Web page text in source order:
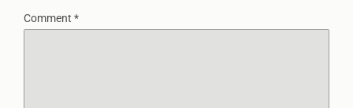
Comment *